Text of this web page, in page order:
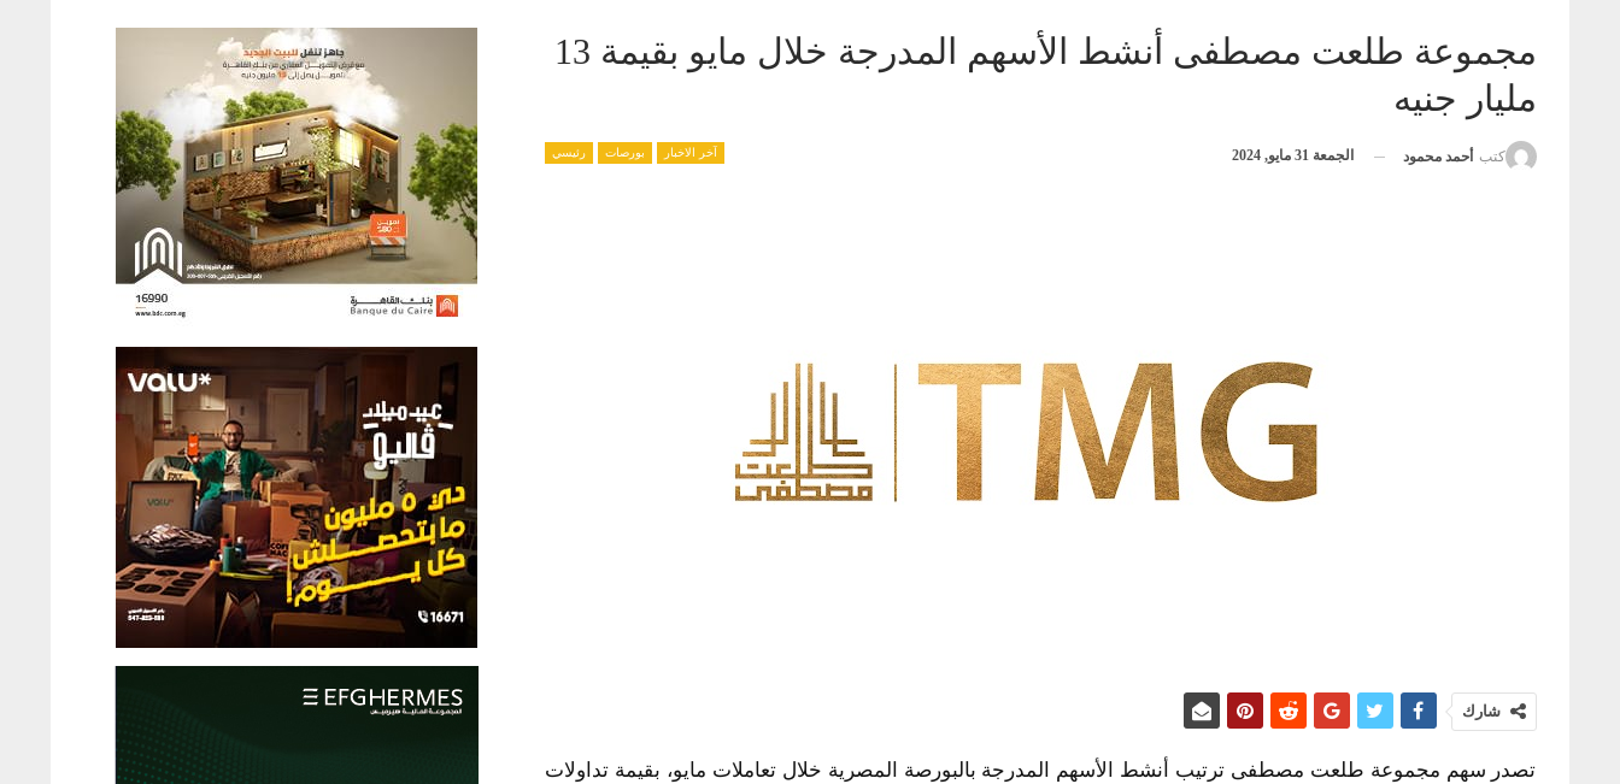
مجموعة طلعت مصطفى أنشط الأسهم المدرجة خلال مايو بقيمة 13
مليار جنيه
آخر الاخبار بورصات رئيسي كتب أحمد محمود الجمعة 31 مايو, 2024
شارك
تصدر سهم مجموعة طلعت مصطفى ترتيب أنشط الأسهم المدرجة بالبورصة المصرية خلال تعاملات مايو، بقيمة تداولات